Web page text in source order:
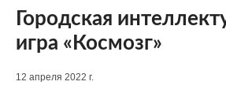
Городская
игра «Космозг»
12 апреля 2022 г.